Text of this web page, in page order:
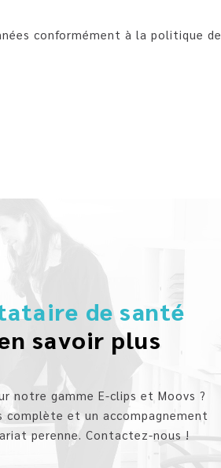
conformément à la politique de
de santé
savoir plus
notre gamme E-clips et Moovs ?
et un accompagnement
perenne. Contactez-nous !